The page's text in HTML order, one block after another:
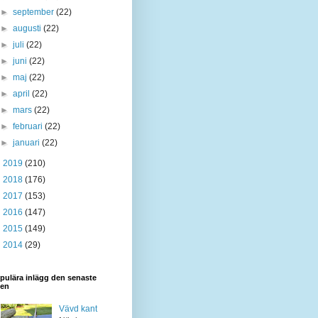
►september(22)
►augusti(22)
►juli(22)
►juni(22)
►maj(22)
►april(22)
►mars(22)
►februari(22)
►januari(22)
2019 (210)
2018 (176)
2017 (153)
2016 (147)
2015 (149)
2014 (29)
inlägg den senaste
Vävd kant